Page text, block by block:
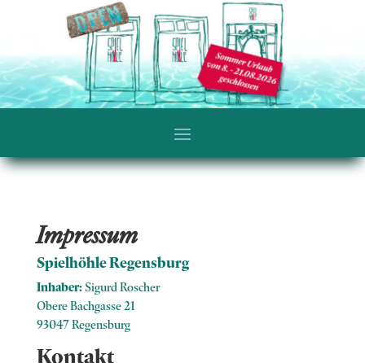
Impressum
Spielhöhle Regensburg
Inhaber:Sigurd Roscher
Obere Bachgasse 21
93047 Regensburg
Kontakt